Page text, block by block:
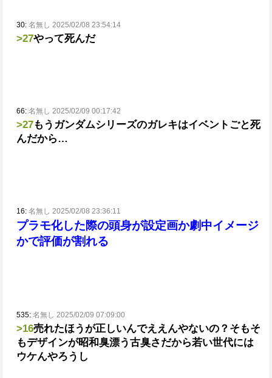
30: 名無し 2025/02/08 23:54:14
>27やって死んだ
66: 名無し 2025/02/09 00:17:42
>27もうガンダムシリーズのガレキはイベントごと死
んだから…
16: 名無し 2025/02/08 23:36:11
プラモ化した際の頭身が設定画か劇中イメージ
かで評価が割れる
535: 名無し 2025/02/09 07:09:00
>16売れたほうが正しいんでええんやないの？ そもそ
もデザインが昭和臭漂う古臭さだから若い世代には
ウケんやろうし